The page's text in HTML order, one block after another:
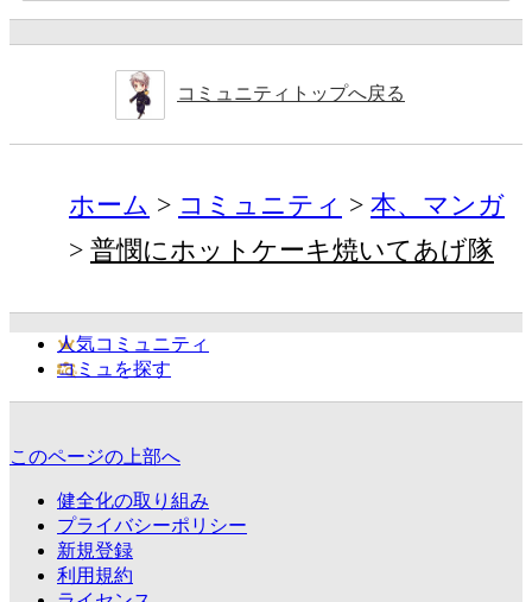
コミュニティトップへ戻る
ホーム コミュニティ
本、マンガ
普憫にホットケーキ焼いてあげ隊
人気コミュニティ
コミュを探す
このページの上部へ
健全化の取り組み
プライバシーポリシー
新規登録
利用規約